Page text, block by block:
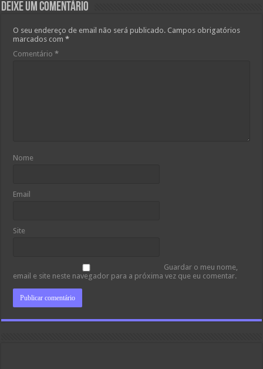
Deixe um comentário
O seu endereço de email não será publicado. Campos obrigatórios
marcados com*
Comentário*
Nome
Email
Site
Guardar o meu nome,
email e site neste navegador para a próxima vez que eu comentar.